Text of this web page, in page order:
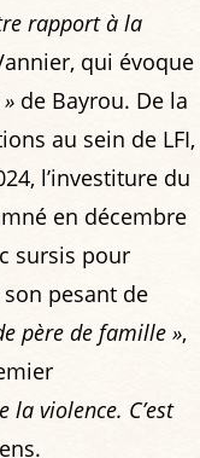
rapport à la
qui évoque
de Bayrou. De la
au sein de LFI,
l’investiture du
en décembre
sursis pour
pesant de
père de famille »,
la violence. C’est